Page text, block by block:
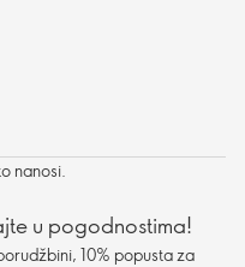
nanosi.
u pogodnostima!
10% popusta za